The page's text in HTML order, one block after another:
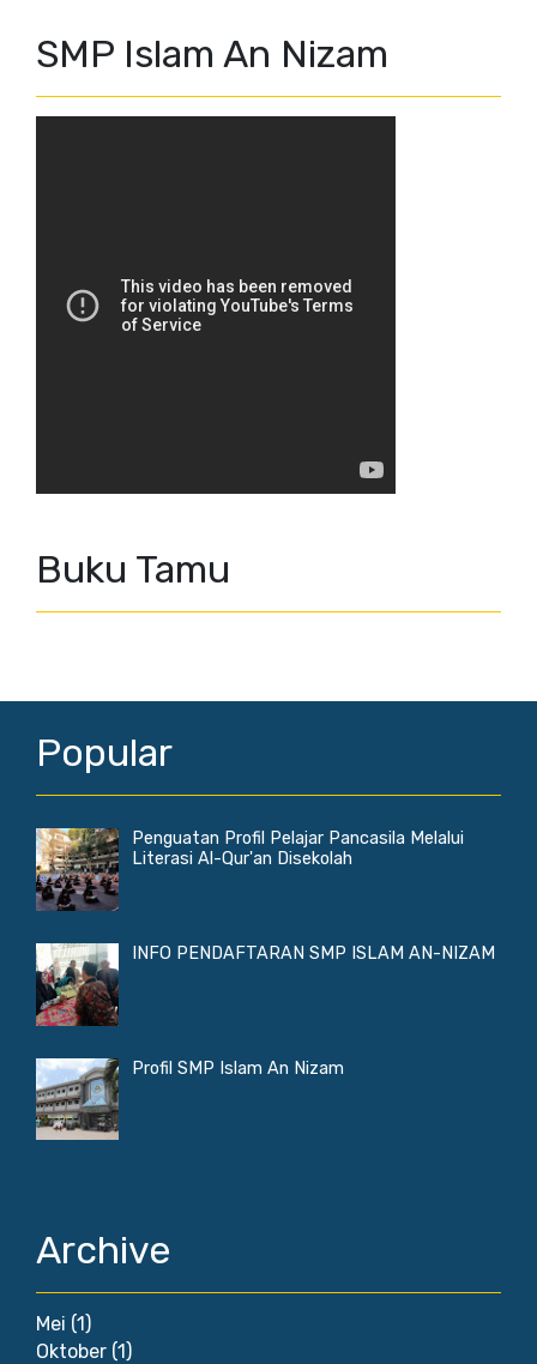
SMP Islam An Nizam
Buku Tamu
Popular
Penguatan Profil Pelajar Pancasila Melalui
Literasi Al-Qur'an Disekolah
INFO PENDAFTARAN SMP ISLAM AN-NIZAM
Profil SMP Islam An Nizam
Archive
Mei (1)
Oktober (1)